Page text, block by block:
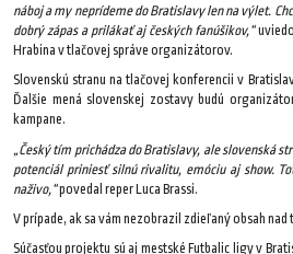
náboj a my neprídeme do Bratislavy len na výlet.
dobrý zápas a prilákať aj českých fanúšikov,“
Hrabina v tlačovej správe organizátorov.
Slovenskú stranu na tlačovej konferencii v
Ďalšie mená slovenskej zostavy budú
kampane.
„Český tím prichádza do Bratislavy, ale slovenská
potenciál priniesť silnú rivalitu, emóciu aj show.
naživo,“povedal reper Luca Brassi.
V prípade, ak sa vám nezobrazil zdieľaný obsah
Súčasťou projektu sú aj mestské Futbalic ligy v